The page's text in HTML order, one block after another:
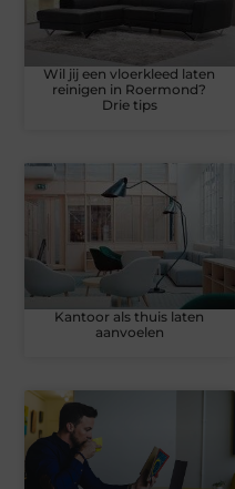
Wil jij een vloerkleed laten
reinigen in Roermond?
Drie tips
Kantoor als thuis laten
aanvoelen